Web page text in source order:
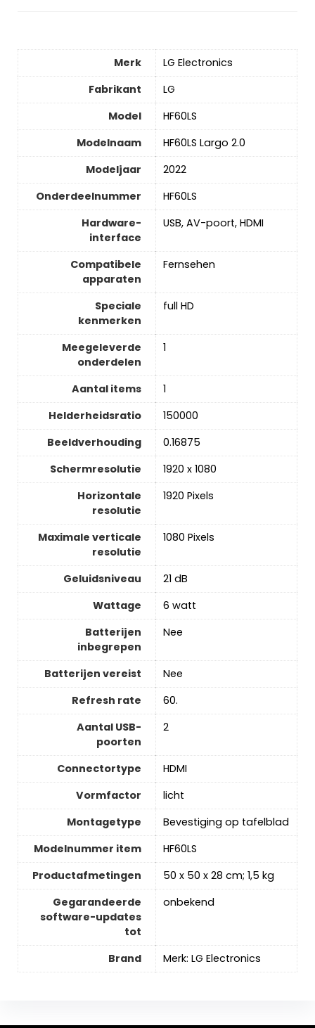
Merk
‎LG Electronics
Fabrikant
‎LG
Model
‎HF60LS
Modelnaam
‎HF60LS Largo 2.0
Modeljaar
‎2022
Onderdeelnummer
‎HF60LS
Hardware-
interface
‎USB, AV-poort, HDMI
Compatibele
apparaten
‎Fernsehen
Speciale
kenmerken
‎full HD
Meegeleverde
onderdelen
‎1
Aantal items
‎1
Helderheidsratio
‎150000
Beeldverhouding
‎0.16875
Schermresolutie
‎1920 x 1080
Horizontale
resolutie
‎1920 Pixels
Maximale verticale
resolutie
‎1080 Pixels
Geluidsniveau
‎21 dB
Wattage
‎6 watt
Batterijen
inbegrepen
‎Nee
Batterijen vereist
‎Nee
Refresh rate
‎60.
Aantal USB-
poorten
‎2
Connectortype
‎HDMI
Vormfactor
‎licht
Montagetype
‎Bevestiging op tafelblad
Modelnummer item
‎HF60LS
Productafmetingen
‎50 x 50 x 28 cm; 1,5 kg
Gegarandeerde
software-updates
tot
‎onbekend
Brand Merk: LG Electronics